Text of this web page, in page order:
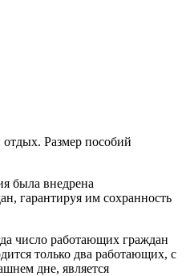
отдых. Размер пособий
была внедрена
гарантируя им сохранность
число работающих граждан
только два работающих, с
дне, является